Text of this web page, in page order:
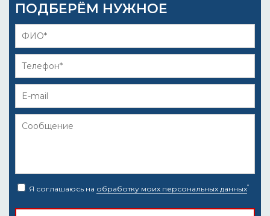
ПОДБЕРЁМ НУЖНОЕ
Я соглашаюсь на обработку моих персональных данных*